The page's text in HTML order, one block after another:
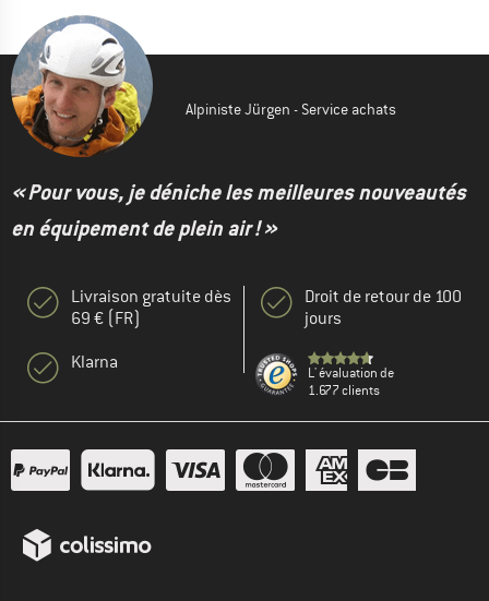
Alpiniste Jürgen - Service achats
« Pour vous, je déniche les meilleures nouveautés
en équipement de plein air ! »
Livraison gratuite dès
69 € (FR)
Klarna
Droit de retour de 100
jours
L' évaluation de
1.677 clients